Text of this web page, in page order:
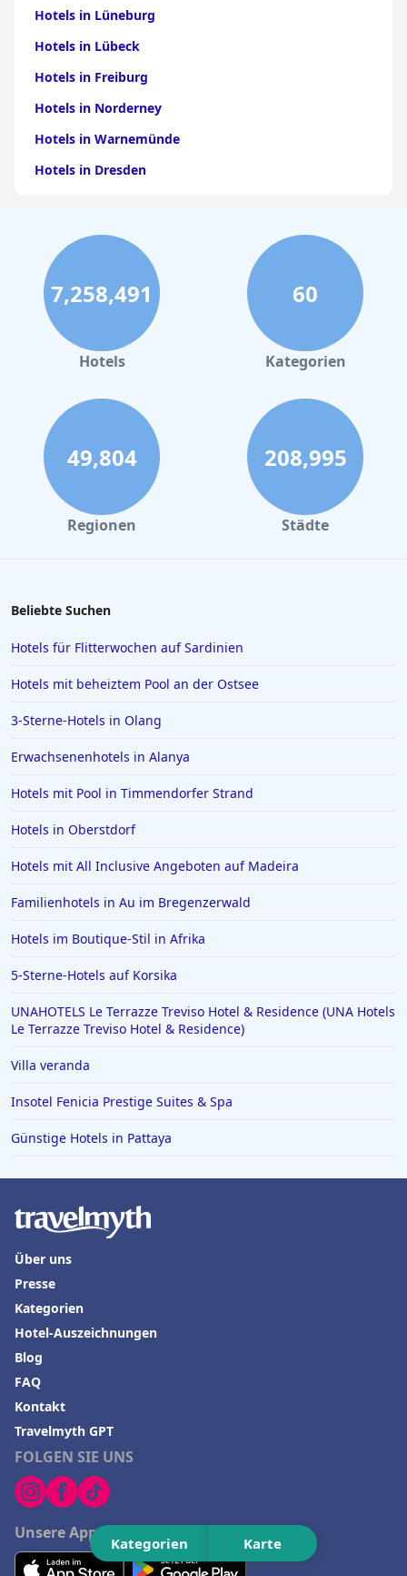
Hotels in Lüneburg
Hotels in Lübeck
Hotels in Freiburg
Hotels in Norderney
Hotels in Warnemünde
Hotels in Dresden
Hotels in Stuttgart
Hotels in Leipzig
Hotels in Bamberg
Hotels in Nürnberg
Hotels in Büsum
Hotels im Allgäu
Hotels in Oberhausen
Hotels in Marsa Alam
Hotels in Darmstadt
Hotels in Sölden
Hotels in Essen
Hotels in Griechenland
Hotels in Greifswald
Hotels in Bad Homburg vor der Höhe
Hotels in Neuss
Hotels in Ägypten
Hotels in Varadero
Hotels in Zingst
Hotels in Meersburg
Hotels in der Toskana
Hotels auf Malta
Kategorien Karte
7,258,491
Hotels
60
Kategorien
49,804
Regionen
208,995
Städte
Beliebte Suchen
Hotels für Flitterwochen auf Sardinien
Hotels mit beheiztem Pool an der Ostsee
3-Sterne-Hotels in Olang
Erwachsenenhotels in Alanya
Hotels mit Pool in Timmendorfer Strand
Hotels in Oberstdorf
Hotels mit All Inclusive Angeboten auf Madeira
Familienhotels in Au im Bregenzerwald
Hotels im Boutique-Stil in Afrika
5-Sterne-Hotels auf Korsika
UNAHOTELS Le Terrazze Treviso Hotel & Residence (UNA Hotels
Le Terrazze Treviso Hotel & Residence)
Villa veranda
Insotel Fenicia Prestige Suites & Spa
Günstige Hotels in Pattaya
FOLGEN SIE UNS
Unsere App herunterladen
Über uns
Presse
Kategorien
Hotel-Auszeichnungen
Blog
FAQ
Kontakt
Travelmyth GPT